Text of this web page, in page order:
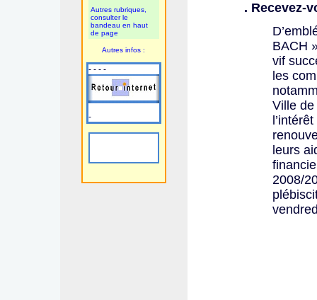
Autres rubriques,
consulter le
bandeau en haut
de page
Autres infos :
- - - -
-
. Recevez-
BACH
vif
les
Ville
leurs
2008/